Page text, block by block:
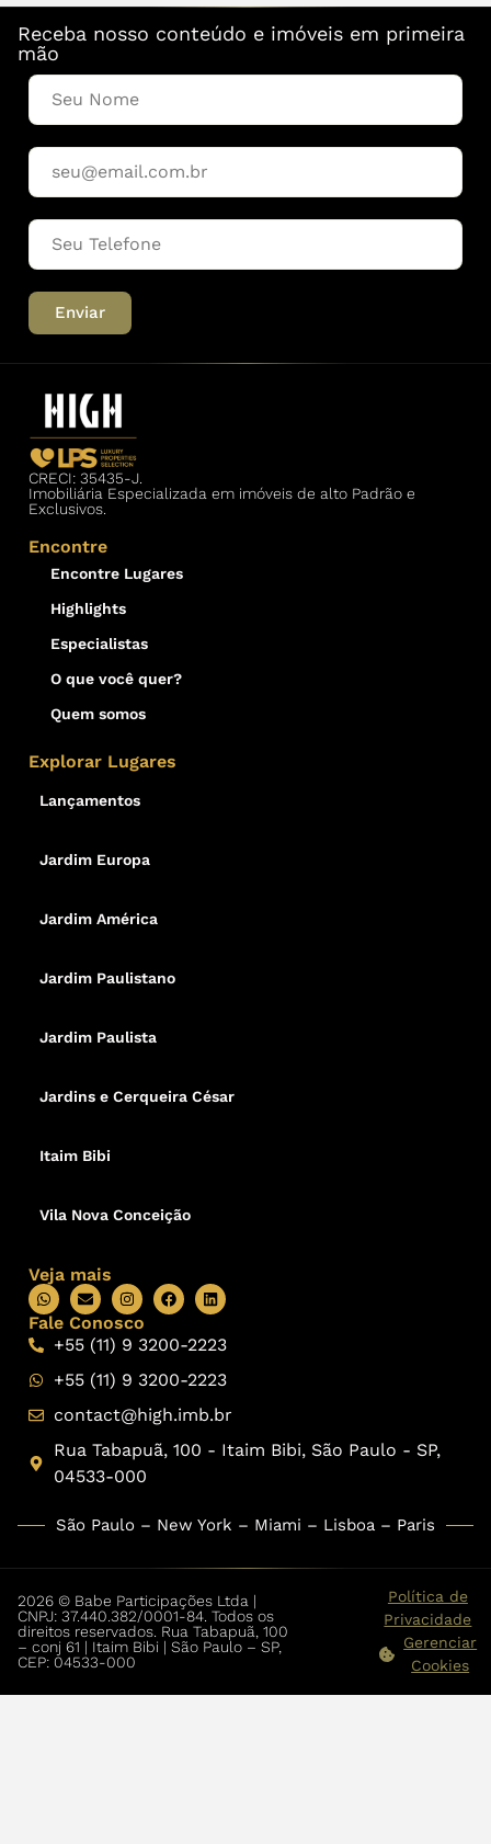
Receba nosso conteúdo e imóveis em primeira
mão
Enviar
CRECI: 35435-J.
Imobiliária Especializada em imóveis de alto Padrão e
Exclusivos.
Encontre
Encontre Lugares
Highlights
Especialistas
O que você quer?
Quem somos
Explorar Lugares
Lançamentos
Jardim Europa
Jardim América
Jardim Paulistano
Jardim Paulista
Jardins e Cerqueira César
Itaim Bibi
Vila Nova Conceição
Veja mais
Fale Conosco
+55 (11) 9 3200-2223
+55 (11) 9 3200-2223
contact@high.imb.br
Rua Tabapuã, 100 - Itaim Bibi, São Paulo - SP,
04533-000
São Paulo – New York – Miami – Lisboa – Paris
2026 © Babe Participações Ltda |
CNPJ: 37.440.382/0001-84. Todos os
direitos reservados. Rua Tabapuã, 100
– conj 61 | Itaim Bibi | São Paulo – SP,
CEP: 04533-000
Política de
Privacidade
Gerenciar
Cookies